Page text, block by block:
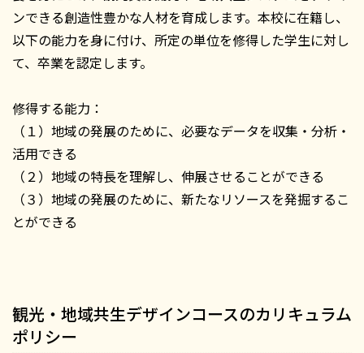
ンできる創造性豊かな人材を育成します。本校に在籍し、
以下の能力を身に付け、所定の単位を修得した学生に対し
て、卒業を認定します。
修得する能力：
（１）地域の発展のために、必要なデータを収集・分析・
活用できる
（２）地域の特長を理解し、伸展させることができる
（３）地域の発展のために、新たなリソースを発掘するこ
とができる
観光・地域共生デザインコースのカリキュラム
ポリシー